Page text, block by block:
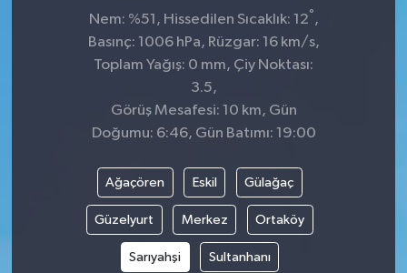
Nem: %51, Hissedilen Sıcaklık: 12° ,
Basınç: 1006 hPa, Rüzgar: 16 km/s,
Toplam Yağış: 0 mm, Çiy Noktası:
3.5,
Görüş Mesafesi: 10 km, Gün
Doğumu: 6:46, Gün Batımı: 19:00
Ağaçören Eskil Gülağaç
Güzelyurt Merkez Ortaköy
Sarıyahşi Sultanhanı